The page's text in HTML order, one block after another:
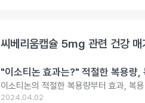
씨베리움캡슐 5mg 관련 건강 매
"이소티논 효과는?" 적절한 복용량,
이소티논의 적절한 복용량부터 효과, 복
2024.04.02